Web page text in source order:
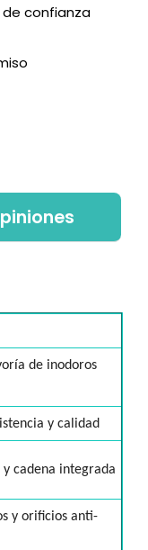
confianza
de inodoros
y calidad
y cadena integrada
y orificios anti-